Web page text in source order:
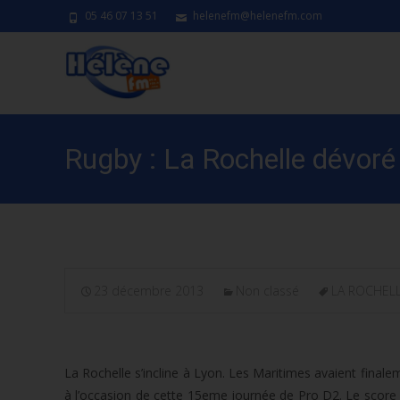
05 46 07 13 51 helenefm@helenefm.com
Rugby : La Rochelle
La Rochelle s’incline à Lyon. Les Maritimes avaient
à l’occasion de cette 15eme journée de Pro D2. Le